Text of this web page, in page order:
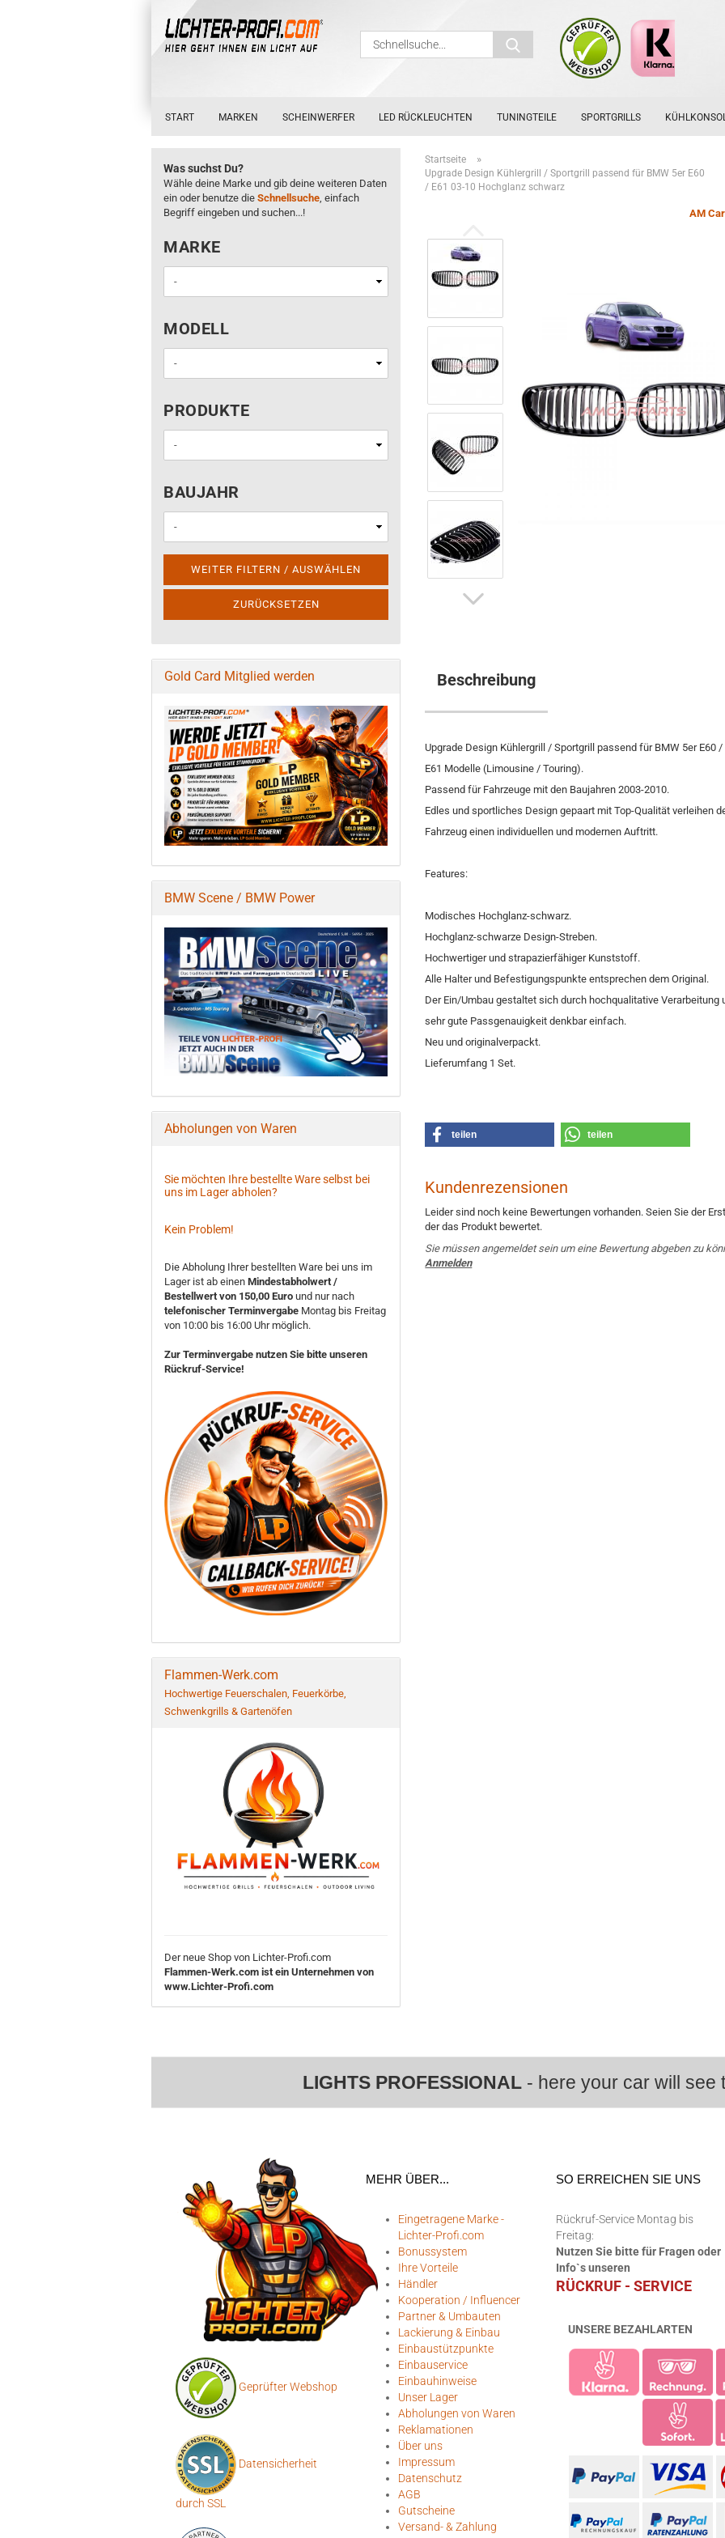
Schnellsuche...
START MARKEN SCHEINWERFER LED RÜCKLEUCHTEN TUNINGTEILE SPORTGRILLS
Startseite »
Upgrade Design Kühlergrill / Sportgrill passend für BMW 5er E60
/ E61 03-10 Hochglanz schwarz
AM
Beschreibung
Upgrade Design Kühlergrill / Sportgrill passend für BMW 5er E60 /
E61 Modelle (Limousine / Touring).
Passend für Fahrzeuge mit den Baujahren 2003-2010.
Edles und sportliches Design gepaart mit Top-Qualität verleihen
Fahrzeug einen individuellen und modernen Auftritt.
Features:
Modisches Hochglanz-schwarz.
Hochglanz-schwarze Design-Streben.
Hochwertiger und strapazierfähiger Kunststoff.
Alle Halter und Befestigungspunkte entsprechen dem Original.
Der Ein/Umbau gestaltet sich durch hochqualitative Verarbeitung
sehr gute Passgenauigkeit denkbar einfach.
Neu und originalverpackt.
Lieferumfang 1 Set.
teilen teilen
Kundenrezensionen
Leider sind noch keine Bewertungen vorhanden. Seien Sie der
der das Produkt bewertet.
Sie müssen angemeldet sein um eine Bewertung abgeben zu
Anmelden
Was suchst Du?
Wähle deine Marke und gib deine weiteren Daten
ein oder benutze die Schnellsuche, einfach
Begriff eingeben und suchen...!
MARKE
MARKE
MODELL
MODELL
PRODUKTE
PRODUKTE
BAUJAHR
BAUJAHR
WEITER FILTERN / AUSWÄHLEN
ZURÜCKSETZEN
Gold Card Mitglied werden
BMW Scene / BMW Power
Abholungen von Waren
Sie möchten Ihre bestellte Ware selbst bei
uns im Lager abholen?
Kein Problem!
Die Abholung Ihrer bestellten Ware bei uns im
Lager ist ab einen Mindestabholwert /
Bestellwert von 150,00 Euro und nur nach
telefonischer Terminvergabe Montag bis Freitag
von 10:00 bis 16:00 Uhr möglich.
Zur Terminvergabe nutzen Sie bitte unseren
Rückruf-Service!
Flammen-Werk.com
Hochwertige Feuerschalen, Feuerkörbe,
Schwenkgrills & Gartenöfen
Der neue Shop von Lichter-Profi.com
Flammen-Werk.com ist ein Unternehmen von
www.Lichter-Profi.com
LIGHTS PROFESSIONAL- here your car will see
Geprüfter Webshop
Datensicherheit
durch SSL
MEHR ÜBER...
Eingetragene Marke -
Lichter-Profi.com
Bonussystem
Ihre Vorteile
Händler
Kooperation / Influencer
Partner & Umbauten
Lackierung & Einbau
Einbaustützpunkte
Einbauservice
Einbauhinweise
Unser Lager
Abholungen von Waren
Reklamationen
Über uns
Impressum
Datenschutz
AGB
Gutscheine
Versand- & Zahlung
SO ERREICHEN SIE UNS
Rückruf-Service Montag bis
Freitag:
Nutzen Sie bitte für Fragen oder
Info`s unseren
RÜCKRUF - SERVICE
UNSERE BEZAHLARTEN